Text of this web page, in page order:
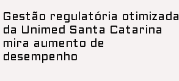
Gestão regulatória otimizada
da Unimed Santa Catarina
mira aumento de
desempenho